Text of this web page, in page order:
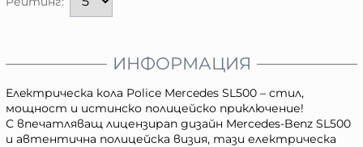
ИНФОРМАЦИЯ
Елeктрическа кола Police Mercedes SL500 – стил,
мощност и истинско полицейско приключение!
С впечатляващ лицензираn дизайн Mercedes-Benz SL500
и автентична полицейска визия, тази електрическа